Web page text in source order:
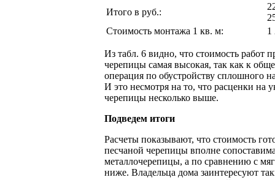
Итого в руб.:
Стоимость монтажа 1 кв. м:
1
Из табл. 6 видно, что стоимость работ
черепицы самая высокая, так как к
операция по обустройству сплошного
И это несмотря на то, что расценки на
черепицы несколько выше.
Подведем итоги
Расчеты показывают, что стоимость
песчаной черепицы вполне
металлочерепицы, а по сравнению с
ниже. Владельца дома заинтересуют